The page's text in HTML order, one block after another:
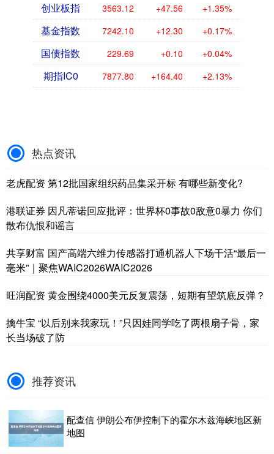
创业板指 3563.12 +47.56 +1.35%
基金指数 7242.10 +12.30 +0.17%
国债指数 229.69 +0.10 +0.04%
期指IC0 7877.80 +164.40 +2.13%
热点资讯
老虎配资 第12批国家组织药品集采开标 有哪些新变化?
港联证券 因凡蒂诺回应批评：世界杯0事故0敌意0暴力 你们
散布仇恨和谣言
共享财富 国产高端六维力传感器打通机器人下场干活“最后一
毫米”｜聚焦WAIC2026WAIC2026
旺润配资 黄金围绕4000美元反复震荡，短期有望筑底反弹？
擒牛宝 “以后别来我家玩！”只因娃同学吃了两根扇子骨，家
长当场破了防
推荐资讯
配查信 伊朗公布伊控制下的霍尔木兹海峡地区新
地图